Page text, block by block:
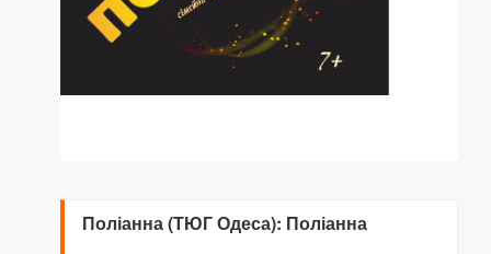
Поліанна (ТЮГ Одеса): Поліанна